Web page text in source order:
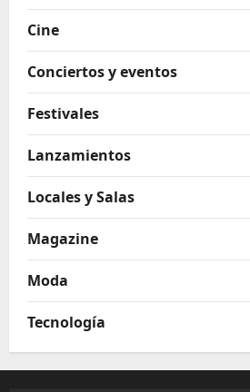
Cine
Conciertos y eventos
Festivales
Lanzamientos
Locales y Salas
Magazine
Moda
Tecnología